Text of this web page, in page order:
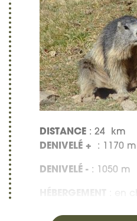
DISTANCE : 24 km
DENIVELÉ + : 1170 m
DENIVELÉ - : 1050 m